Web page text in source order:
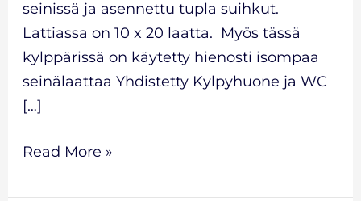
seinissä ja asennettu tupla suihkut.
Lattiassa on 10 x 20 laatta. Myös tässä
kylppärissä on käytetty hienosti isompaa
seinälaattaa Yhdistetty Kylpyhuone ja WC
[…]
Read More »